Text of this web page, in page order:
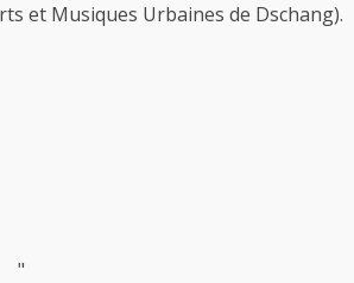
et Musiques Urbaines de Dschang).
"